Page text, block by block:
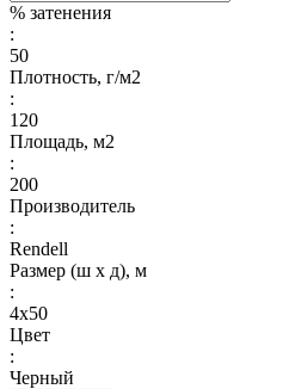
% затенения
:
50
Плотность, г/м2
:
120
Площадь, м2
:
200
Производитель
:
Rendell
Размер (ш х д), м
:
4х50
Цвет
:
Черный